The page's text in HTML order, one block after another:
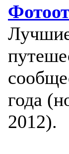
года
2012).